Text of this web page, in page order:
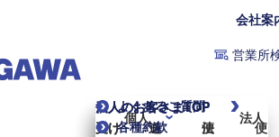
会社案
営業所
個人
個人のお客さまTOP
受け
送
便
法人
法人のお客さまTOP
受け
送
法
便
よくあるご質問
各種約款